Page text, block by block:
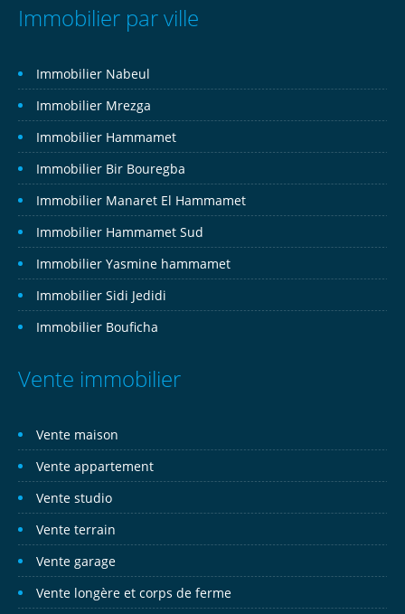
Immobilier par ville
Immobilier Nabeul
Immobilier Mrezga
Immobilier Hammamet
Immobilier Bir Bouregba
Immobilier Manaret El Hammamet
Immobilier Hammamet Sud
Immobilier Yasmine hammamet
Immobilier Sidi Jedidi
Immobilier Bouficha
Vente immobilier
Vente maison
Vente appartement
Vente studio
Vente terrain
Vente garage
Vente longère et corps de ferme